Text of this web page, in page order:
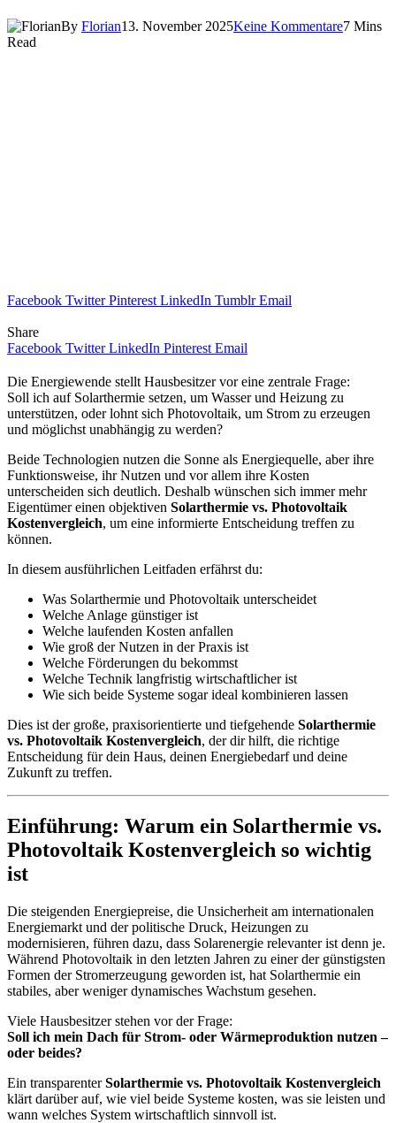
By Florian13. November 2025Keine Kommentare7 Mins
Read
Facebook Twitter Pinterest LinkedIn Tumblr Email
Share
Facebook Twitter LinkedIn Pinterest Email
Die Energiewende stellt Hausbesitzer vor eine zentrale Frage:
Soll ich auf Solarthermie setzen, um Wasser und Heizung zu
unterstützen, oder lohnt sich Photovoltaik, um Strom zu erzeugen
und möglichst unabhängig zu werden?
Beide Technologien nutzen die Sonne als Energiequelle, aber ihre
Funktionsweise, ihr Nutzen und vor allem ihre Kosten
unterscheiden sich deutlich. Deshalb wünschen sich immer mehr
Eigentümer einen objektiven Solarthermie vs. Photovoltaik
Kostenvergleich, um eine informierte Entscheidung treffen zu
können.
In diesem ausführlichen Leitfaden erfährst du:
Was Solarthermie und Photovoltaik unterscheidet
Welche Anlage günstiger ist
Welche laufenden Kosten anfallen
Wie groß der Nutzen in der Praxis ist
Welche Förderungen du bekommst
Welche Technik langfristig wirtschaftlicher ist
Wie sich beide Systeme sogar ideal kombinieren lassen
Dies ist der große, praxisorientierte und tiefgehende Solarthermie
vs. Photovoltaik Kostenvergleich, der dir hilft, die richtige
Entscheidung für dein Haus, deinen Energiebedarf und deine
Zukunft zu treffen.
Einführung: Warum ein Solarthermie vs.
Photovoltaik Kostenvergleich so wichtig
ist
Die steigenden Energiepreise, die Unsicherheit am internationalen
Energiemarkt und der politische Druck, Heizungen zu
modernisieren, führen dazu, dass Solarenergie relevanter ist denn je.
Während Photovoltaik in den letzten Jahren zu einer der günstigsten
Formen der Stromerzeugung geworden ist, hat Solarthermie ein
stabiles, aber weniger dynamisches Wachstum gesehen.
Viele Hausbesitzer stehen vor der Frage:
Soll ich mein Dach für Strom- oder Wärmeproduktion nutzen –
oder beides?
Ein transparenterSolarthermie vs. Photovoltaik Kostenvergleich
klärt darüber auf, wie viel beide Systeme kosten, was sie leisten und
wann welches System wirtschaftlich sinnvoll ist.